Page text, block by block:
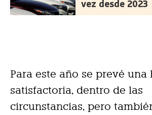
vez desde 2023
Para este año se prevé
satisfactoria, dentro de las
circunstancias, pero